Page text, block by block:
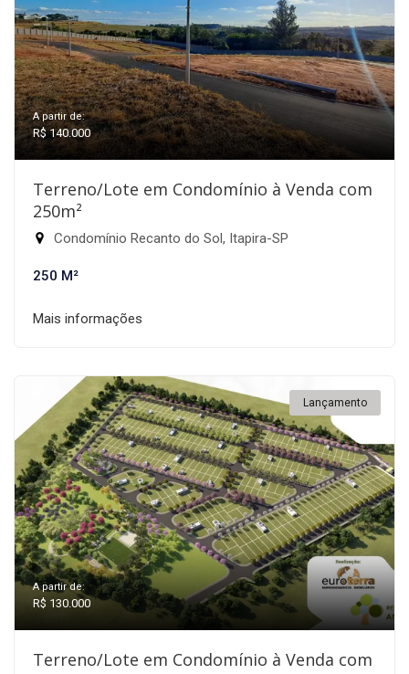
A partir de:
R$ 140.000
Terreno/Lote em Condomínio à Venda com
250m²
Condomínio Recanto do Sol, Itapira-SP
250 M²
Mais informações
Lançamento
A partir de:
R$ 130.000
Terreno/Lote em Condomínio à Venda com